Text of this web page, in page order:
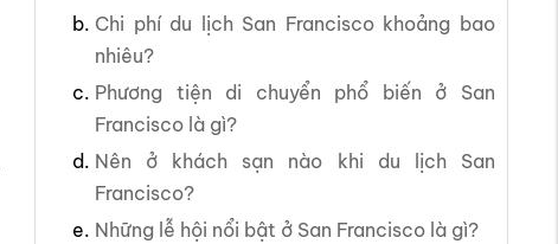
Chi phí du lịch San Francisco khoảng bao
nhiêu?
Phương tiện di chuyển phổ biến ở San
Francisco là gì?
Nên ở khách sạn nào khi du lịch San
Francisco?
Những lễ hội nổi bật ở San Francisco là gì?